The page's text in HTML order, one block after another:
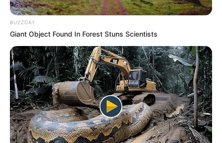
BUZZDAY
Giant Object Found In Forest Stuns Scientists